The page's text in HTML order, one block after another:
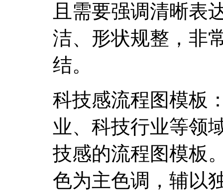
且需要强调清晰表
洁、形状规整，非
结。
科技感流程图模板
业、科技行业等领
技感的流程图模板
色为主色调，辅以